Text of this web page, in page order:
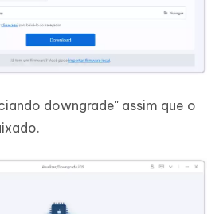
downgrade" assim que o